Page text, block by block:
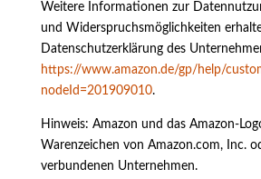
Weitere Informationen zur
und Widerspruchsmöglichkeiten
Datenschutzerklärung des
https://www.amazon.de/gp/help/
nodeId=201909010.
Hinweis: Amazon und das Amazon-
Warenzeichen von Amazon.com, Inc.
verbundenen Unternehmen.